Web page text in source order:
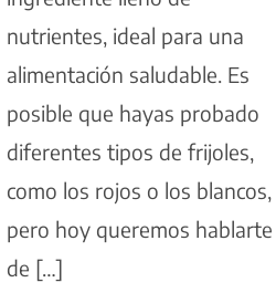
nutrientes, ideal para una
alimentación saludable. Es
posible que hayas probado
diferentes tipos de frijoles,
como los rojos o los blancos,
pero hoy queremos hablarte
de […]